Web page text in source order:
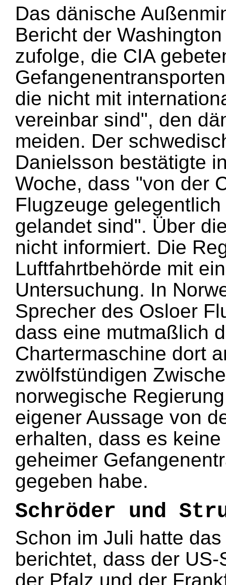
Das dänische
Bericht der
zufolge, die CIA
die nicht mit
vereinbar sind", den
meiden. Der
Danielsson bestätigte
Woche, dass "von der
Flugzeuge
gelandet sind". Über
nicht informiert. Die
Luftfahrtbehörde mit
Untersuchung. In
Sprecher des Osloer
dass eine mutmaßlich
Chartermaschine dort
zwölfstündigen
norwegische
eigener Aussage von
erhalten, dass es
geheimer
gegeben habe.
Schröder und
Schon im Juli hatte
berichtet, dass der
der Pfalz und der